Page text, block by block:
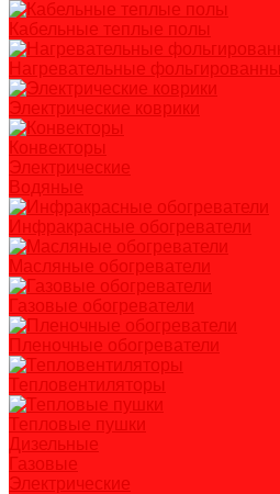
Кабельные теплые полы
Нагревательные
Электрические коврики
Конвекторы
Электрические
Водяные
Инфракрасные обогреватели
Масляные обогреватели
Газовые обогреватели
Пленочные обогреватели
Тепловентиляторы
Тепловые пушки
Дизельные
Газовые
Электрические